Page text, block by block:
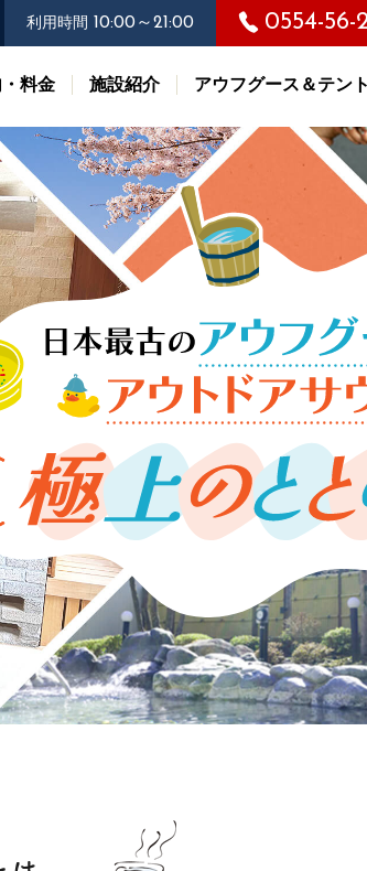
利用時間 10:00～21:00 0554-56-
料金 施設紹介 アウフグース＆テン